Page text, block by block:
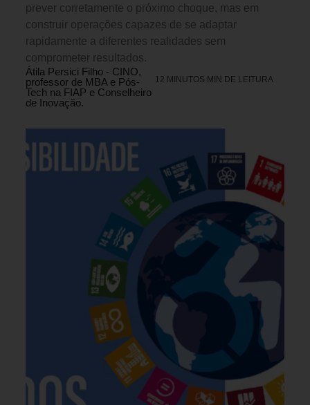
prever corretamente o próximo choque, mas em
construir operações capazes de se adaptar
rapidamente a diferentes realidades sem
comprometer resultados.
Átila Persici Filho - CINO,
professor de MBA e Pós-
Tech na FIAP e Conselheiro
de Inovação.
12 MINUTOS MIN DE LEITURA